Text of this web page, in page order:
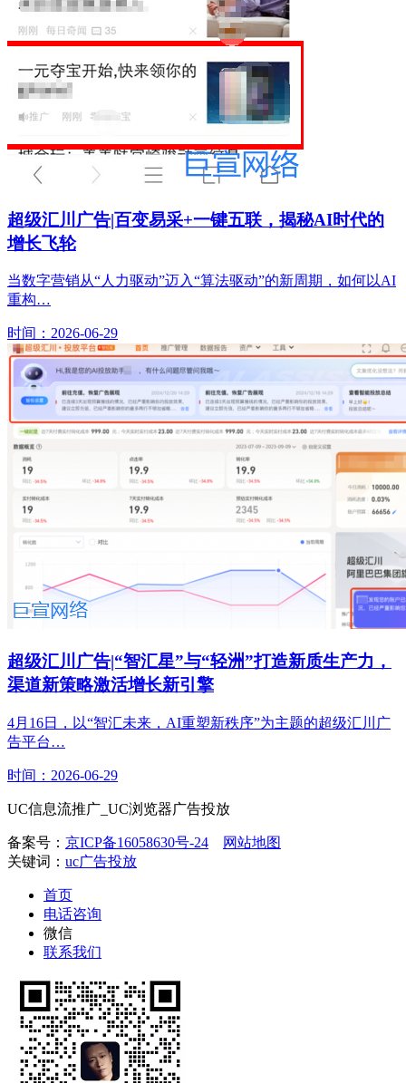
超级汇川广告|百变易采+一键五联，揭秘AI时代的
增长飞轮
当数字营销从“人力驱动”迈入“算法驱动”的新周期，如何以AI
重构…
时间：2026-06-29
超级汇川广告|“智汇星”与“轻洲”打造新质生产力，
渠道新策略激活增长新引擎
4月16日，以“智汇未来，AI重塑新秩序”为主题的超级汇川广
告平台…
时间：2026-06-29
UC信息流推广_UC浏览器广告投放
备案号： 京ICP备16058630号-24
网站地图
关键词： uc广告投放
首页
电话咨询
微信
联系我们